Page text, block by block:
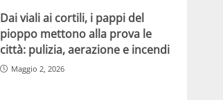
Dai viali ai cortili, i pappi del
pioppo mettono alla prova le
città: pulizia, aerazione e incendi
Maggio 2, 2026